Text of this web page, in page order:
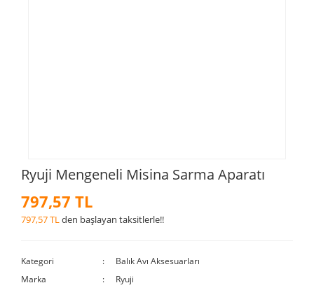
Ryuji Mengeneli Misina Sarma Aparatı
797,57 TL
797,57 TLden başlayan taksitlerle!!
Kategori
Balık Avı Aksesuarları
Marka
Ryuji